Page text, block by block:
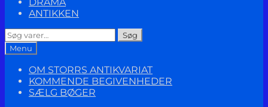
ANTIKKEN
Søg
efter:
Søg
Menu
OM STORRS ANTIKVARIAT
KOMMENDE BEGIVENHEDER
SÆLG BØGER